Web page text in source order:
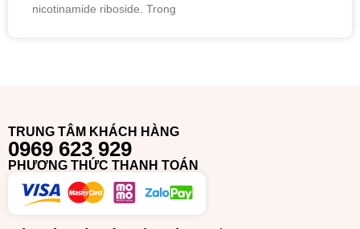
nicotinamide riboside. Trong
TRUNG TÂM KHÁCH HÀNG
0969 623 929
PHƯƠNG THỨC THANH TOÁN